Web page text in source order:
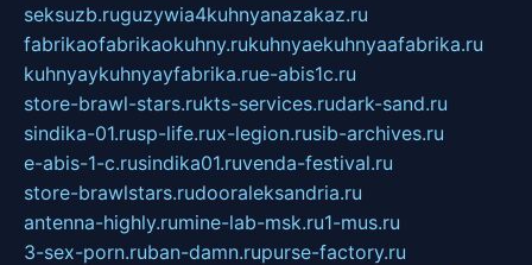
seksuzb.ruguzywia4kuhnyanazakaz.ru
fabrikaofabrikaokuhny.rukuhnyaekuhnyaafabrika.ru
kuhnyaykuhnyayfabrika.rue-abis1c.ru
store-brawl-stars.rukts-services.rudark-sand.ru
sindika-01.rusp-life.rux-legion.rusib-archives.ru
e-abis-1-c.rusindika01.ruvenda-festival.ru
store-brawlstars.rudooraleksandria.ru
antenna-highly.rumine-lab-msk.ru1-mus.ru
3-sex-porn.ruban-damn.rupurse-factory.ru